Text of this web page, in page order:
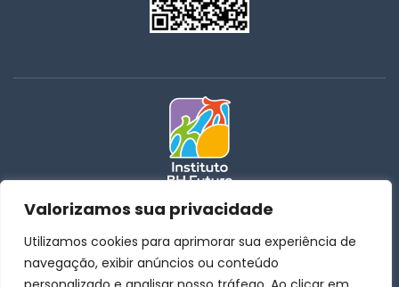
Valorizamos sua privacidade
Utilizamos cookies para aprimorar sua experiência de
navegação, exibir anúncios ou conteúdo
31 | 3259-4015
31 | 3259-3885
coordenacao@institutobhfuturo.com.br